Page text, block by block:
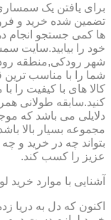
برای یافتن یک
تضمین شده خرید و
ها کمی جستجو انجام
خود را بیابید.سایت
شهر رودکی,منطقه
شما را با مناسب
کالا های با کیفیت را
کنید.سابقه طولانی
دلایلی می باشد که
بتواند چه در خرید و
عزیز را کسب کند.
آشنایی با موارد خرید
اکنون که دل به دریا